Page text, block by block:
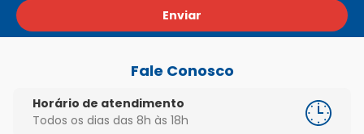
Enviar
Fale Conosco
Horário de atendimento
Todos os dias das 8h às 18h